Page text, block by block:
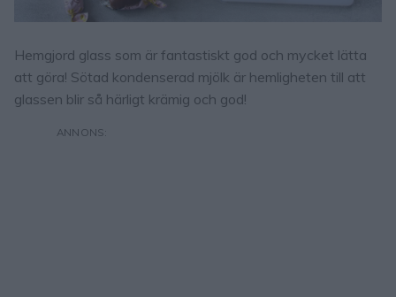
Hemgjord glass som är fantastiskt god och mycket lätta
att göra! Sötad kondenserad mjölk är hemligheten till att
glassen blir så härligt krämig och god!